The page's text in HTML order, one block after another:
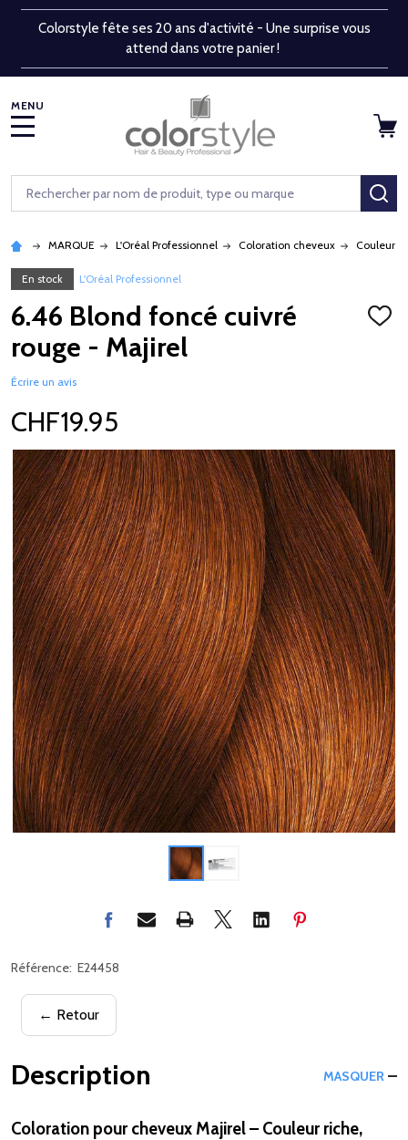
Colorstyle fête ses 20 ans d'activité - Une surprise vous
attend dans votre panier !
Rechercher
MARQUE L'Oréal Professionnel Coloration cheveux Couleur
En stock L'Oréal Professionnel
6.46 Blond foncé cuivré
rouge - Majirel
Écrire un avis
CHF19.95
Référence: E24458
← Retour
Description MASQUER
Coloration pour cheveux Majirel – Couleur riche,